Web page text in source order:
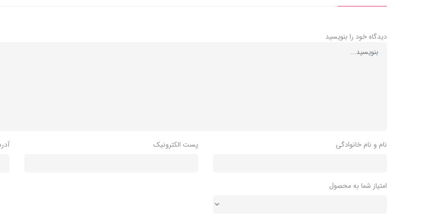
دیدگاه خود را بنویسید
نام و نام خانوادگی پست الکترونیک
امتیاز شما به محصول